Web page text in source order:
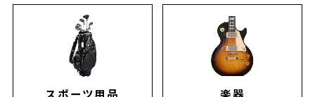
スポーツ用品 楽器